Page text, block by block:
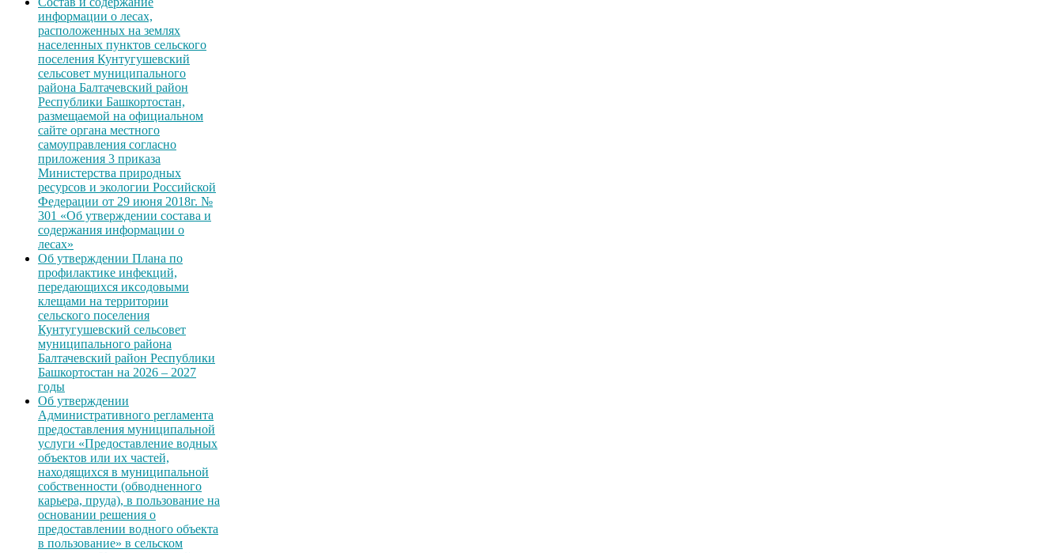
информации о лесах,
расположенных на землях
населенных пунктов сельского
поселения Кунтугушевский
сельсовет муниципального
района Балтачевский район
Республики Башкортостан,
размещаемой на официальном
сайте органа местного
самоуправления согласно
приложения 3 приказа
Министерства природных
ресурсов и экологии Российской
Федерации от 29 июня 2018г. №
301 «Об утверждении состава и
содержания информации о
лесах»
Об утверждении Плана по
профилактике инфекций,
передающихся иксодовыми
клещами на территории
сельского поселения
Кунтугушевский сельсовет
муниципального района
Балтачевский район Республики
Башкортостан на 2026 – 2027
годы
Об утверждении
Административного регламента
предоставления муниципальной
услуги «Предоставление водных
объектов или их частей,
находящихся в муниципальной
собственности (обводненного
карьера, пруда), в пользование на
основании решения о
предоставлении водного объекта
в пользование» в сельском